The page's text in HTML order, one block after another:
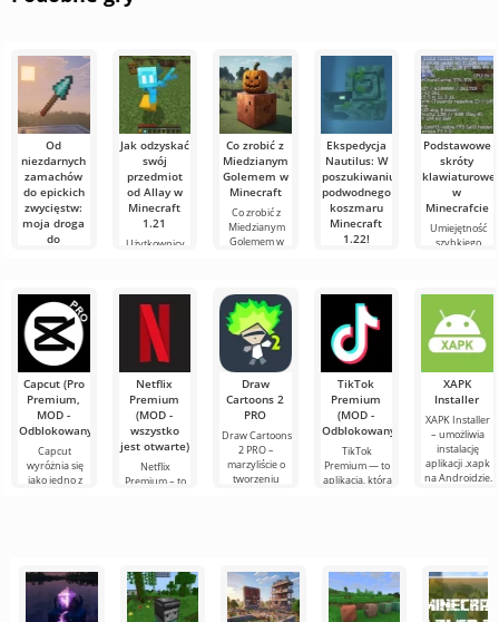
Od
niezdarnych
zamachów
do epickich
zwycięstw:
moja droga
do
Minecraft
Witajcie,
eksperymentatorzy
świata
sześcianów!
Dziś
postanowiłem
założyć mój
wyimaginowany
biały
Jak odzyskać
swój
przedmiot
od Allay w
Minecraft
1.21
Użytkownicy
pomaga
zbierać
przedmioty i że
trzeba się z nim
Co zrobić z
Miedzianym
Golemem w
Minecraft
Co zrobić z
Miedzianym
Golemem w
zawsze coś się
dzieje: nowe
bloki,
Ekspedycja
Nautilus: W
poszukiwaniu
podwodnego
koszmaru
Minecraft
1.22!
Szczerze
mówiąc, wciąż
trzęsę się z
emocji, pisząc
te słowa. Dziś
Podstawowe
skróty
klawiaturowe
w
Minecrafcie
Umiejętność
szybkiego
zarządzania to
bardzo ważna
cecha w grze.
Capcut (Pro
Premium,
MOD -
Odblokowany)
Capcut
wyróżnia się
jako jedno z
Netflix
Premium
(MOD -
wszystko
jest otwarte)
Netflix
Premium – to
Draw
Cartoons 2
PRO
Draw Cartoons
2 PRO –
marzyliście o
tworzeniu
TikTok
Premium
(MOD -
Odblokowany)
TikTok
Premium — to
aplikacja, która
XAPK
Installer
XAPK Installer
– umożliwia
instalację
aplikacji .xapk
na Androidzie.